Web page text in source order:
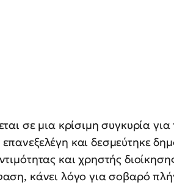
σε μια κρίσιμη συγκυρία
και δεσμεύτηκε
και χρηστής
κάνει λόγο για σοβαρό